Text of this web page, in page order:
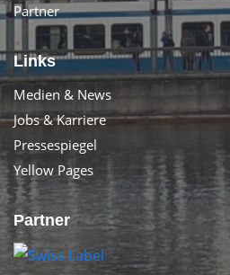
Partner
Links
Medien & News
Jobs & Karriere
Pressespiegel
Yellow Pages
Partner